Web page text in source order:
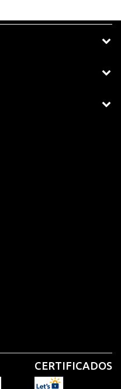
CERTIFICADOS